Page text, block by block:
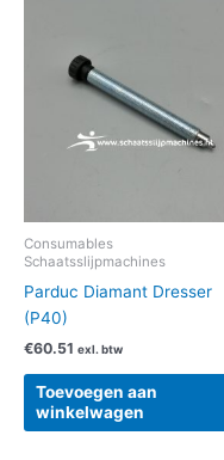
Consumables
Schaatsslijpmachines
Parduc Diamant Dresser
(P40)
€60.51 exl. btw
Toevoegen aan
winkelwagen